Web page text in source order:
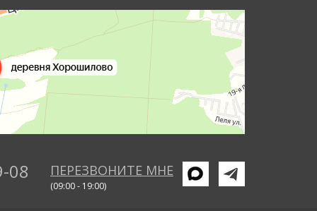
08 ПЕРЕЗВОНИТЕ МНЕ
(09:00 - 19:00)